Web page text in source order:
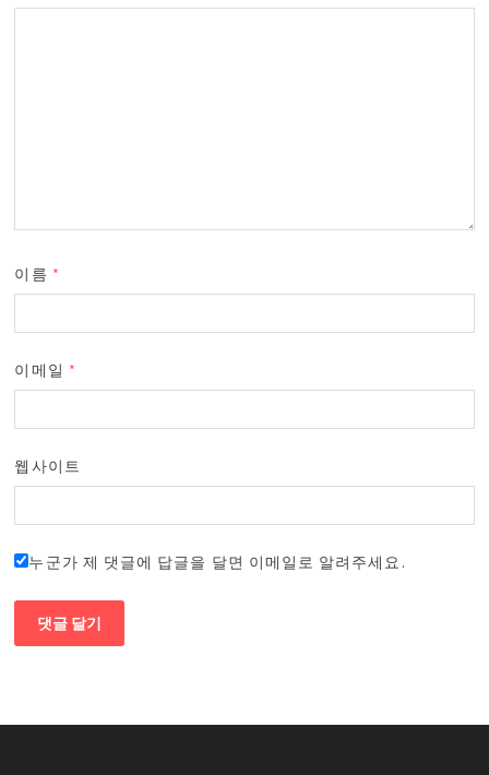
이름 *
이메일 *
웹사이트
누군가 제 댓글에 답글을 달면 이메일로 알려주세요.